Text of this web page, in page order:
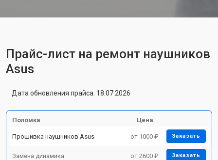
Прайс-лист на ремонт наушников
Asus
Дата обновления прайса: 18.07.2026
Поломка Цена
Прошивка наушников Asus от 1000 ₽ Заказать
Замена динамика от 2600 ₽ Заказать